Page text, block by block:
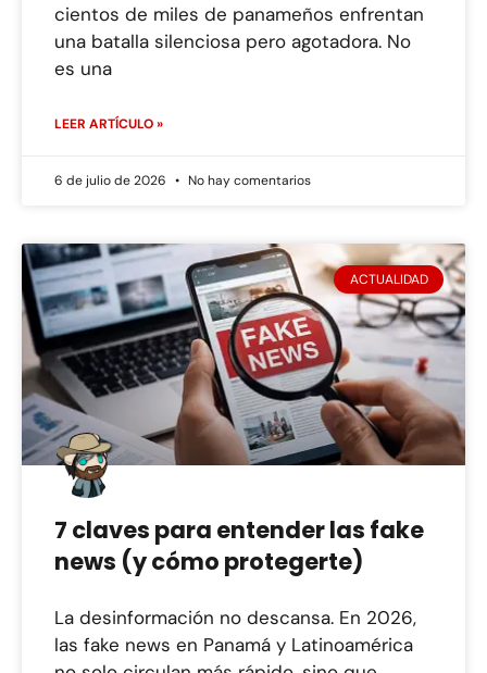
cientos de miles de panameños enfrentan
una batalla silenciosa pero agotadora. No
es una
LEER ARTÍCULO »
6 de julio de 2026 No hay comentarios
ACTUALIDAD
7 claves para entender las fake
news (y cómo protegerte)
La desinformación no descansa. En 2026,
las fake news en Panamá y Latinoamérica